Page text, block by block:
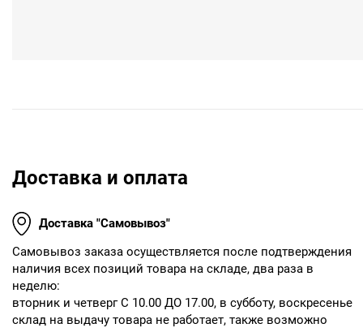
Доставка и оплата
Доставка "Самовывоз"
Cамовывоз заказа осуществляется после подтверждения
наличия всех позиций товара на складе, два раза в
неделю:
вторник и четверг С 10.00 ДО 17.00, в субботу, воскресенье
склад на выдачу товара не работает, также возможно